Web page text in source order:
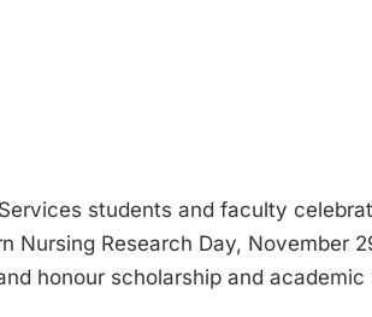
students and faculty
Nursing Research Day, November
honour scholarship and academic